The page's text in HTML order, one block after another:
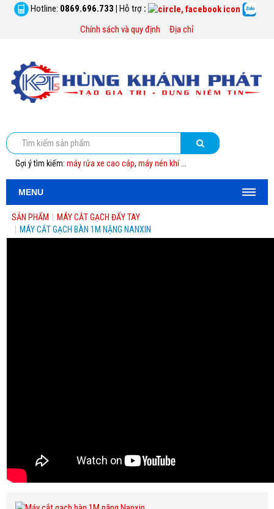
Hotline: 0869.696.733 | Hỗ trợ :
Chính sách và quy định
Địa chỉ
Gợi ý tìm kiếm: máy rửa xe cao cáp, máy nén khí...
MENU
SẢN PHẨM
MÁY CẮT GẠCH ĐẨY TAY
MÁY CẮT GẠCH BÀN 1M NẶNG NANXIN